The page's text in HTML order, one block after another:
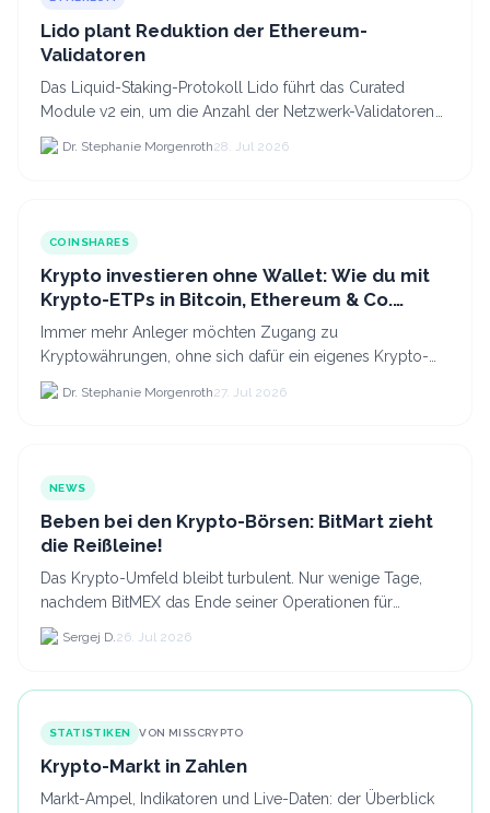
Lido plant Reduktion der Ethereum-
Validatoren
Das Liquid-Staking-Protokoll Lido führt das Curated
Module v2 ein, um die Anzahl der Netzwerk-Validatoren
von 880.000 auf etwa 628.
Dr. Stephanie Morgenroth28. Jul 2026
COINSHARES
Krypto investieren ohne Wallet: Wie du mit
Krypto-ETPs in Bitcoin, Ethereum & Co.
anlegst
Immer mehr Anleger möchten Zugang zu
Kryptowährungen, ohne sich dafür ein eigenes Krypto-
Wallet einrichten zu müssen. Dazu kommt, dass viele
nicht nur Bitcoin h...
Dr. Stephanie Morgenroth27. Jul 2026
NEWS
Beben bei den Krypto-Börsen: BitMart zieht
die Reißleine!
Das Krypto-Umfeld bleibt turbulent. Nur wenige Tage,
nachdem BitMEX das Ende seiner Operationen für
September 2026 bekannt gegeben hat, zieht nun die
nächste gr...
Sergej D.26. Jul 2026
STATISTIKEN VON MISSCRYPTO
Krypto-Markt in Zahlen
Markt-Ampel, Indikatoren und Live-Daten: der Überblick